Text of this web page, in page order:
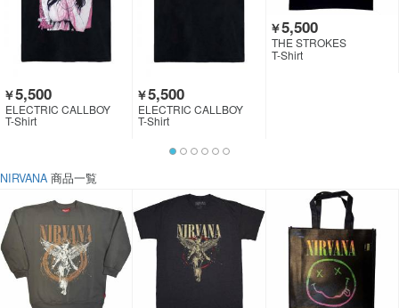
￥5,500
ELECTRIC CALLBOY
T-Shirt
￥5,500
ELECTRIC CALLBOY
T-Shirt
￥5,500
THE STROKES
T-Shirt
NIRVANA 商品一覧